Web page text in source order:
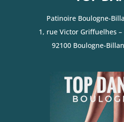
Patinoire Boulogne-
1, rue Victor Griffuelhes –
92100 Boulogne-